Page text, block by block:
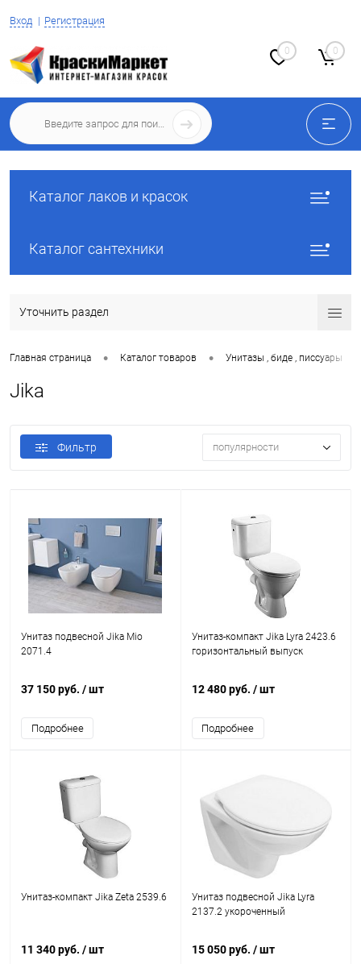
Вход Регистрация
0 0
Каталог лаков и красок
Каталог сантехники
Уточнить раздел
Главная страница • Каталог товаров • Унитазы , биде , писсуары
Jika
Фильтр популярности
Унитаз подвесной Jika Mio
2071.4
37 150 руб. / шт
Подробнее
Унитаз-компакт Jika Lyra 2423.6
горизонтальный выпуск
12 480 руб. / шт
Подробнее
Унитаз-компакт Jika Zeta 2539.6
11 340 руб. / шт
Унитаз подвесной Jika Lyra
2137.2 укороченный
15 050 руб. / шт